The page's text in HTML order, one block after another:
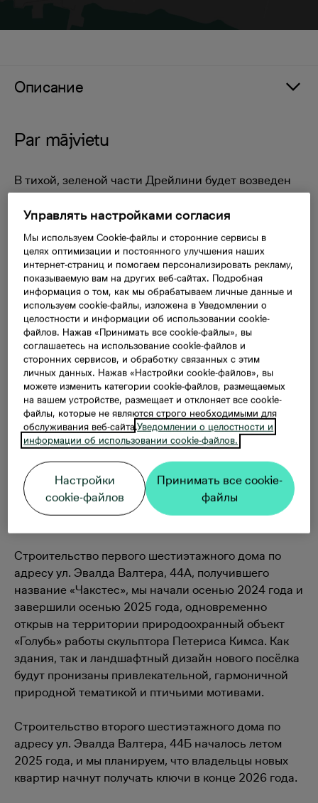
Описание
Par mājvietu
В тихой, зеленой части Дрейлини будет возведен
наш крупнейший на данный момент новый проект
Valterciems. Он получил свое звучное название в
честь открытой в 2004 году улицы имени
легендарного актера Эвалда Валтерса, которая
будет вести к просторному поселку
многоквартирных домов.
На территории между улицами Эвалда Валтерса и
Кайвас планируется пятиэтапное строительство
15 шестиэтажных домов и в общей сложности
800 современных и энергоэффективных двух-,
трех- и четырехкомнатных квартир.
Первый этап, или строительство первого
внутреннего квартала на улице Эвалда Валтерcа,
включает возведение трех шестиэтажных зданий с
162 квартирами. Мы начали продажу и
строительство жилья в 2024 году. В свою очередь,
полное завершение проекта запланировано на
Строительство первого шестиэтажного дома по
адресу ул. Эвалда Валтера, 44А, получившего
название «Чакстес», мы начали осенью 2024 года и
завершили осенью 2025 года, одновременно
открыв на территории природоохранный объект
«Голубь» работы скульптора Петериса Кимса. Как
здания, так и ландшафтный дизайн нового посёлка
будут пронизаны привлекательной, гармоничной
природной тематикой и птичьими мотивами.
Строительство второго шестиэтажного дома по
адресу ул. Эвалда Валтера, 44Б началось летом
2025 года, и мы планируем, что владельцы новых
квартир начнут получать ключи в конце 2026 года.
Управлять настройками согласия
Мы используем Cookie-файлы и сторонние сервисы в
целях оптимизации и постоянного улучшения наших
интернет-страниц и помогаем персонализировать рекламу,
показываемую вам на других веб-сайтах. Подробная
информация о том, как мы обрабатываем личные данные и
используем cookie-файлы, изложена в Уведомлении о
целостности и информации об использовании cookie-
файлов. Нажав «Принимать все cookie-файлы», вы
соглашаетесь на использование cookie-файлов и
сторонних сервисов, и обработку связанных с этим
личных данных. Нажав «Настройки cookie-файлов», вы
можете изменить категории cookie-файлов, размещаемых
на вашем устройстве, размещает и отклоняет все cookie-
файлы, которые не являются строго необходимыми для
обслуживания веб-сайта.Уведомлении о целостности и
информации об использовании cookie-файлов.
Настройки
cookie-файлов
Принимать все cookie-
файлы